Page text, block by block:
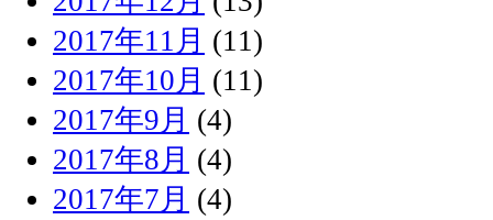
2017年11月 (11)
2017年10月 (11)
2017年9月 (4)
2017年8月 (4)
2017年7月 (4)